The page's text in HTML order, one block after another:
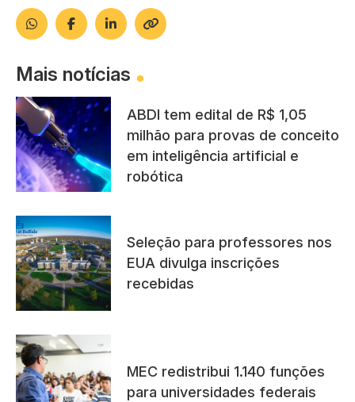
Mais notícias
ABDI tem edital de R$ 1,05
milhão para provas de conceito
em inteligência artificial e
robótica
Seleção para professores nos
EUA divulga inscrições
recebidas
MEC redistribui 1.140 funções
para universidades federais